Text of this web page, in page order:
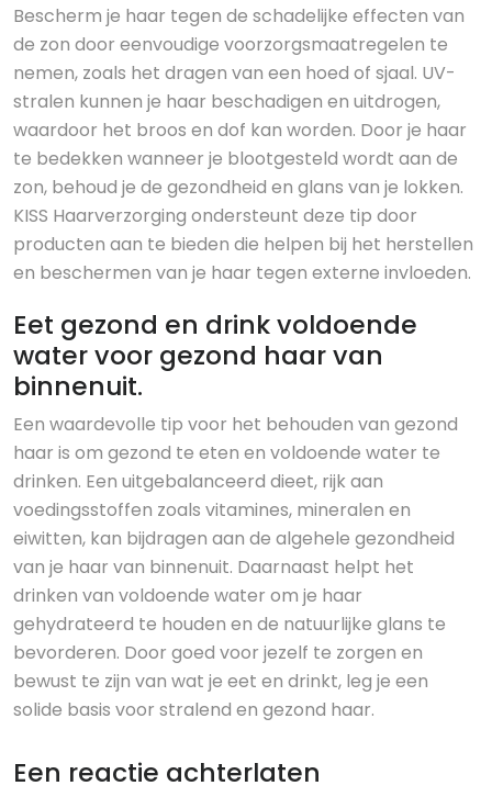
Bescherm je haar tegen de schadelijke effecten van
de zon door eenvoudige voorzorgsmaatregelen te
nemen, zoals het dragen van een hoed of sjaal. UV-
stralen kunnen je haar beschadigen en uitdrogen,
waardoor het broos en dof kan worden. Door je haar
te bedekken wanneer je blootgesteld wordt aan de
zon, behoud je de gezondheid en glans van je lokken.
KISS Haarverzorging ondersteunt deze tip door
producten aan te bieden die helpen bij het herstellen
en beschermen van je haar tegen externe invloeden.
Eet gezond en drink voldoende
water voor gezond haar van
binnenuit.
Een waardevolle tip voor het behouden van gezond
haar is om gezond te eten en voldoende water te
drinken. Een uitgebalanceerd dieet, rijk aan
voedingsstoffen zoals vitamines, mineralen en
eiwitten, kan bijdragen aan de algehele gezondheid
van je haar van binnenuit. Daarnaast helpt het
drinken van voldoende water om je haar
gehydrateerd te houden en de natuurlijke glans te
bevorderen. Door goed voor jezelf te zorgen en
bewust te zijn van wat je eet en drinkt, leg je een
solide basis voor stralend en gezond haar.
Een reactie achterlaten